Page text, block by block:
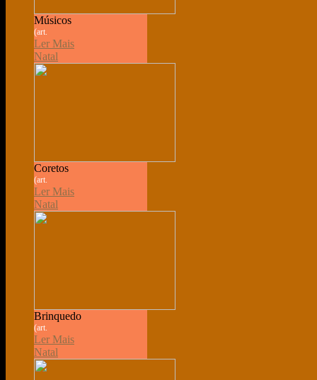
Músicos
(art.
Ler Mais
Natal
Coretos
(art.
Ler Mais
Natal
Brinquedo
(art.
Ler Mais
Natal